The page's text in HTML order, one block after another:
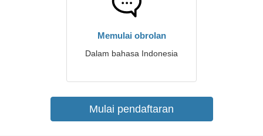
Memulai obrolan
Dalam bahasa Indonesia
Mulai pendaftaran